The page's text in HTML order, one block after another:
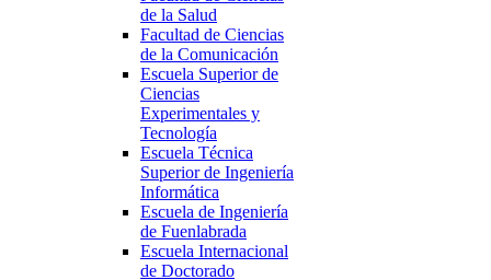
de la Salud
Facultad de Ciencias
de la Comunicación
Escuela Superior de
Ciencias
Experimentales y
Tecnología
Escuela Técnica
Superior de Ingeniería
Informática
Escuela de Ingeniería
de Fuenlabrada
Escuela Internacional
de Doctorado